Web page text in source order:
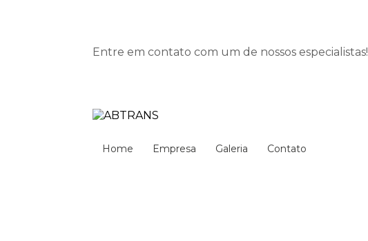
Entre em contato com um de nossos especialistas!
Home Empresa Galeria Contato